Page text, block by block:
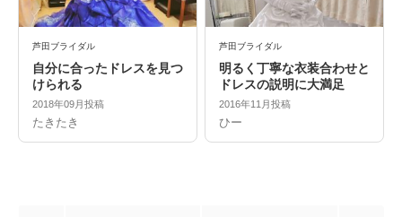
芦田ブライダル
自分に合ったドレスを見つ
けられる
2018年09月投稿
たきたき
芦田ブライダル
明るく丁寧な衣装合わせと
ドレスの説明に大満足
2016年11月投稿
ひー